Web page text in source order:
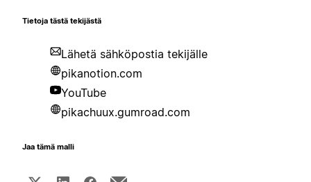
Tietoja tästä tekijästä
Lähetä sähköpostia tekijälle
pikanotion.com
YouTube
pikachuux.gumroad.com
Jaa tämä malli